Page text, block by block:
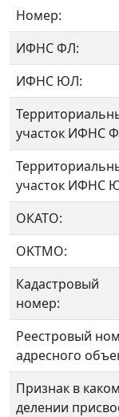
Номер:
ИФНС ФЛ:
ИФНС ЮЛ:
участок ИФНС
участок ИФНС
ОКАТО:
OKTMO:
Кадастровый
номер:
Реестровый
адресного
Признак в каком
делении